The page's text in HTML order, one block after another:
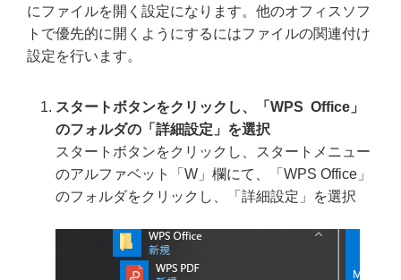
にファイルを開く設定になります。他のオフィスソフ
トで優先的に開くようにするにはファイルの関連付け
設定を行います。
スタートボタンをクリックし、「WPS Office」
のフォルダの「詳細設定」を選択
スタートボタンをクリックし、スタートメニュー
のアルファベット「W」欄にて、「WPS Office」
のフォルダをクリックし、「詳細設定」を選択